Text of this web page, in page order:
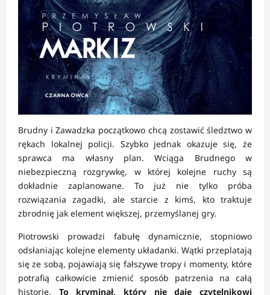
Brudny i Zawadzka początkowo chcą zostawić śledztwo w
rękach lokalnej policji. Szybko jednak okazuje się, że
sprawca ma własny plan. Wciąga Brudnego w
niebezpieczną rozgrywkę, w której kolejne ruchy są
dokładnie zaplanowane. To już nie tylko próba
rozwiązania zagadki, ale starcie z kimś, kto traktuje
zbrodnię jak element większej, przemyślanej gry.
Piotrowski prowadzi fabułę dynamicznie, stopniowo
odsłaniając kolejne elementy układanki. Wątki przeplatają
się ze sobą, pojawiają się fałszywe tropy i momenty, które
potrafią całkowicie zmienić sposób patrzenia na całą
historię. To kryminał, który nie daje czytelnikowi